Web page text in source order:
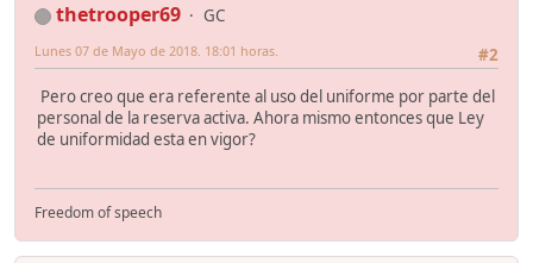
thetrooper69
GC
#2
Lunes 07 de Mayo de 2018. 18:01 horas.
Pero creo que era referente al uso del uniforme por parte del
personal de la reserva activa. Ahora mismo entonces que Ley
de uniformidad esta en vigor?
Freedom of speech